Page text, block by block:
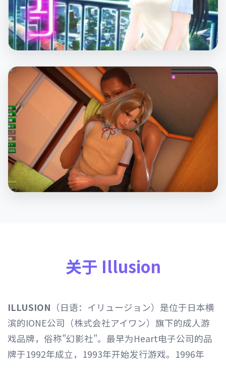
关于 Illusion
ILLUSION （日语：イリュージョン）是位于日本横
滨的IONE公司（株式会社アイワン）旗下的成人游
戏品牌，俗称"幻影社"。最早为Heart电子公司的品
牌于1992年成立，1993年开始发行游戏。1996年